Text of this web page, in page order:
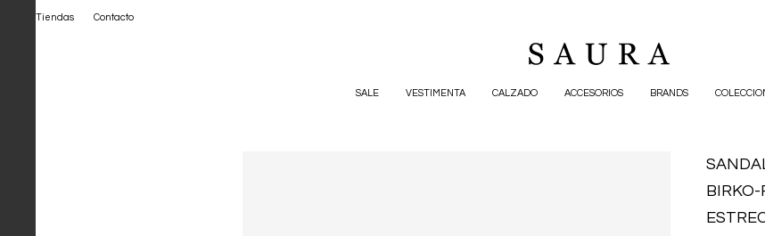
SALE VESTIMENTA CALZADO ACCESORIOS BRANDS
Tiendas Contacto
BIRKO-